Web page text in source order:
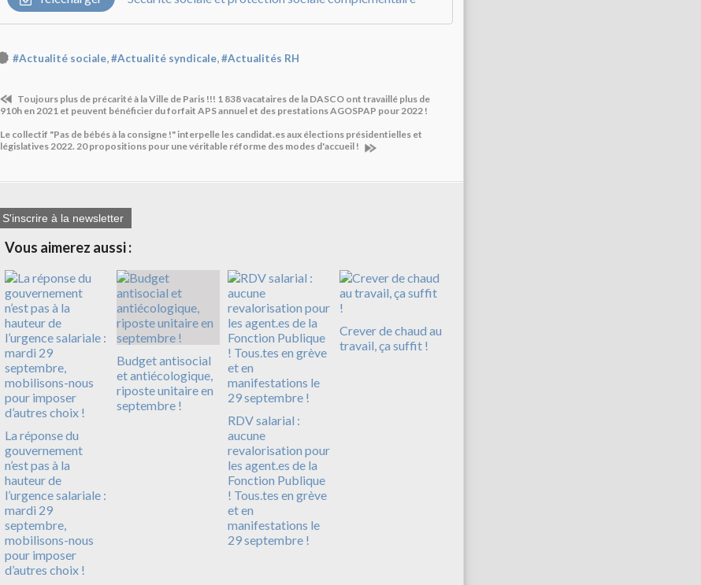
#Actualité sociale,#Actualité syndicale,#Actualités RH
Toujours plus de précarité à la Ville de Paris !!! 1 838 vacataires de la DASCO ont travaillé plus de
910h en 2021 et peuvent bénéficier du forfait APS annuel et des prestations AGOSPAP pour 2022 !
Le collectif "Pas de bébés à la consigne !" interpelle les candidat.es aux élections présidentielles et
législatives 2022. 20 propositions pour une véritable réforme des modes d'accueil !
S'inscrire à la newsletter
Vous aimerez aussi :
La réponse du
gouvernement
n’est pas à la
hauteur de
l’urgence salariale :
mardi 29
septembre,
mobilisons-nous
pour imposer
d’autres choix !
Budget antisocial
et antiécologique,
riposte unitaire en
septembre !
RDV salarial :
aucune
revalorisation pour
les agent.es de la
Fonction Publique
! Tous.tes en grève
et en
manifestations le
29 septembre !
Crever de chaud au
travail, ça suffit !